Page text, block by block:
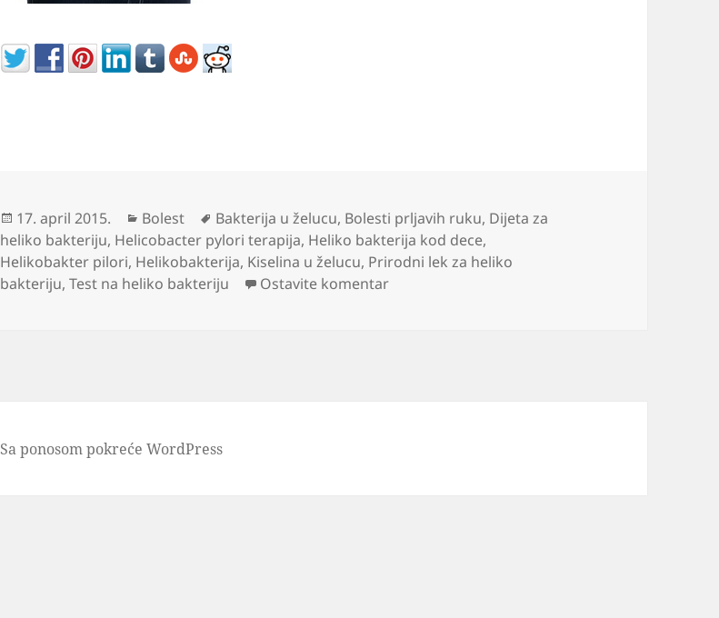
Objavljeno
17. april 2015. Kategorije
Bolest Oznake
Bakterija u želucu, Bolesti prljavih ruku, Dijeta za
heliko bakteriju, Helicobacter pylori terapija, Heliko bakterija kod dece,
Helikobakter pilori, Helikobakterija, Kiselina u želucu, Prirodni lek za heliko
bakteriju,Test na heliko bakteriju Ostavite komentarna Heliko bakterija kako se dobija prenosi
Sa ponosom pokreće WordPress